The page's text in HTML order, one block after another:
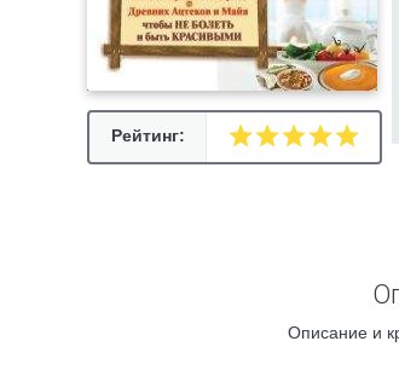
Рейтинг:
Описание и